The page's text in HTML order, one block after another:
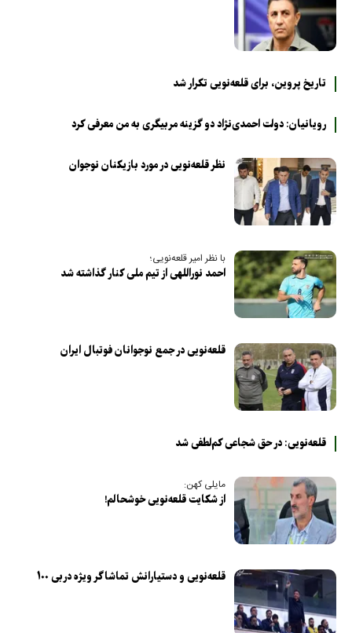
تاریخ پروین، برای قلعه‌نویی تکرار شد
رویانیان: دولت احمدی‌نژاد دو گزینه مربیگری به من معرفی کرد
نظر قلعه‌نویی در مورد بازیکنان نوجوان
با نظر امیر قلعه‎‌نویی؛
احمد نوراللهی از تیم ملی کنار گذاشته شد
قلعه‌نویی در جمع نوجوانان فوتبال ایران
قلعه‌نویی: در حق شجاعی کم‌لطفی شد
مایلی کهن:
از شکایت قلعه‌نویی خوشحالم!
قلعه‌نویی و دستیارانش تماشاگر ویژه دربی ۱۰۰